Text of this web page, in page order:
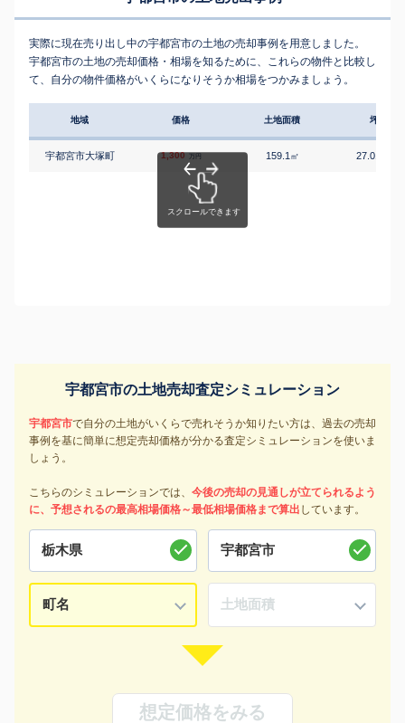
実際に現在売り出し中の宇都宮市の土地の売却事例を用意しました。
宇都宮市の土地の売却価格・相場を知るために、これらの物件と比較し
て、自分の物件価格がいくらになりそうか相場をつかみましょう。
地域 価格 土地面積 坪単価
宇都宮市大塚町 1,300 万円 159.1 ㎡ 27.01
宇都宮市の土地売却査定シミュレーション
宇都宮市で自分の土地がいくらで売れそうか知りたい方は、過去の売却
事例を基に簡単に想定売却価格が分かる査定シミュレーションを使いま
しょう。
こちらのシミュレーションでは、 今後の売却の見通しが立てられるよう
に、予想されるの最高相場価格～最低相場価格まで算出 しています。
想定価格をみる